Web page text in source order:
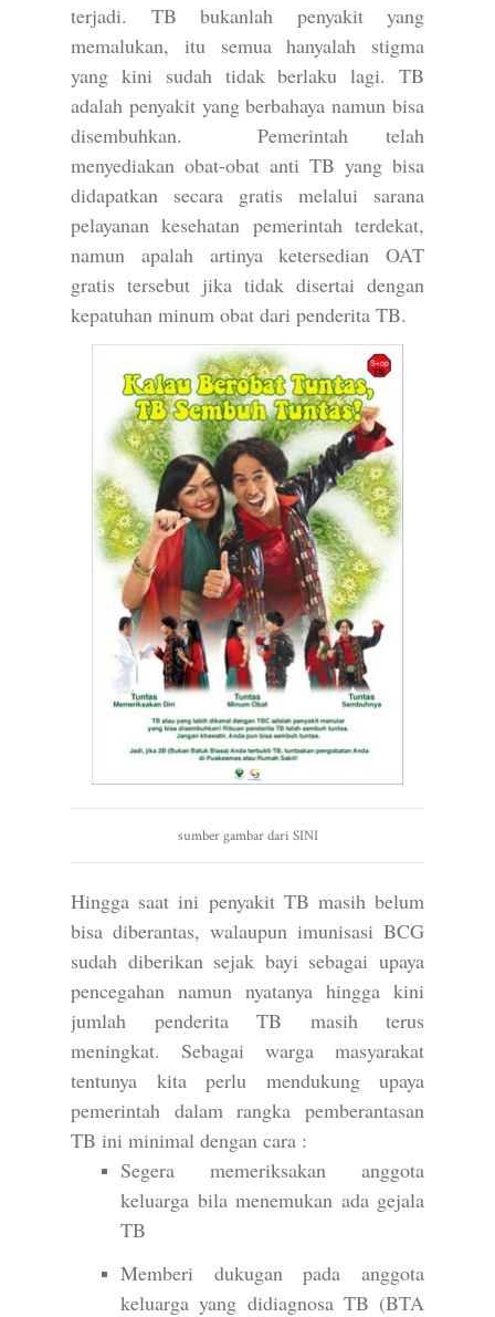
terjadi. TB bukanlah penyakit yang
memalukan, itu semua hanyalah stigma
yang kini sudah tidak berlaku lagi. TB
adalah penyakit yang berbahaya namun bisa
disembuhkan. Pemerintah telah
menyediakan obat-obat anti TB yang bisa
didapatkan secara gratis melalui sarana
pelayanan kesehatan pemerintah terdekat,
namun apalah artinya ketersedian OAT
gratis tersebut jika tidak disertai dengan
kepatuhan minum obat dari penderita TB.
sumber gambar dari SINI
Hingga saat ini penyakit TB masih belum
bisa diberantas, walaupun imunisasi BCG
sudah diberikan sejak bayi sebagai upaya
pencegahan namun nyatanya hingga kini
jumlah penderita TB masih terus
meningkat. Sebagai warga masyarakat
tentunya kita perlu mendukung upaya
pemerintah dalam rangka pemberantasan
TB ini minimal dengan cara :
Segera memeriksakan anggota
keluarga bila menemukan ada gejala
TB
Memberi dukugan pada anggota
keluarga yang didiagnosa TB (BTA